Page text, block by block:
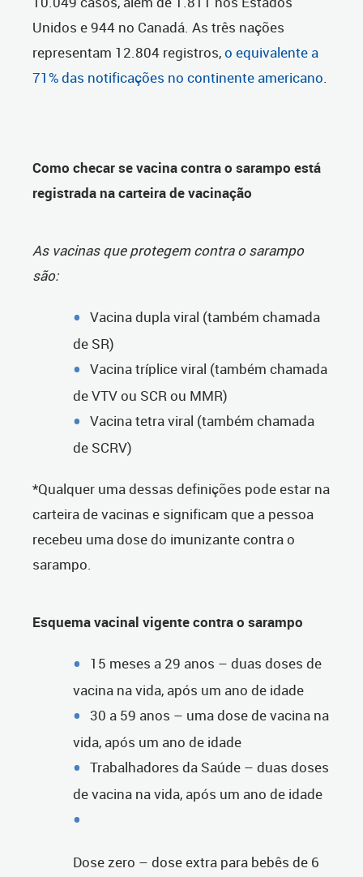
Unidos e 944 no Canadá. As três nações
representam 12.804 registros,o equivalente a
71% das notificações no continente americano.
Como checar se vacina contra o sarampo está
registrada na carteira de vacinação
As vacinas que protegem contra o sarampo
são:
Vacina dupla viral (também chamada
de SR)
Vacina tríplice viral (também chamada
de VTV ou SCR ou MMR)
Vacina tetra viral (também chamada
de SCRV)
*Qualquer uma dessas definições pode estar na
carteira de vacinas e significam que a pessoa
recebeu uma dose do imunizante contra o
sarampo.
Esquema vacinal vigente contra o sarampo
15 meses a 29 anos – duas doses de
vacina na vida, após um ano de idade
30 a 59 anos – uma dose de vacina na
vida, após um ano de idade
Trabalhadores da Saúde – duas doses
de vacina na vida, após um ano de idade
Dose zero – dose extra para bebês de 6